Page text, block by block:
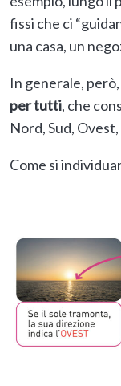
fissi che ci
una casa, un
In generale,
per tutti, che
Nord, Sud, Ovest,
Come si